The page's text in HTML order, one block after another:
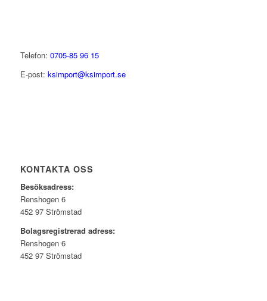
Telefon: 0705-85 96 15
E-post: ksimport@ksimport.se
KONTAKTA OSS
Besöksadress:
Renshogen 6
452 97 Strömstad
Bolagsregistrerad adress:
Renshogen 6
452 97 Strömstad